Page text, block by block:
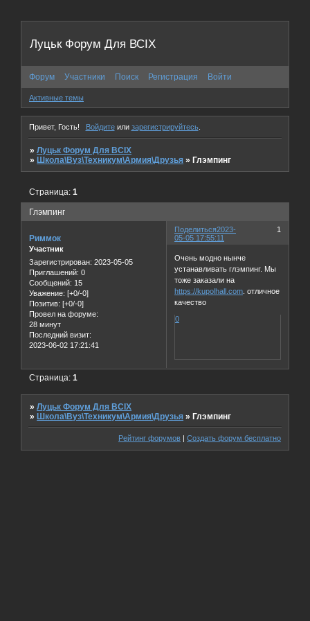
Луцьк Форум Для ВСІХ
Форум Участники Поиск Регистрация Войти
Активные темы
Привет, Гость! Войдитеили зарегистрируйтесь.
»Луцьк Форум Для ВСІХ
»Школа\Вуз\Техникум\Армия\Друзья »Глэмпинг
Глэмпинг
Страница:1
Поделиться 1
2023-
05-05 17:55:11
Риммок
Участник
Зарегистрирован: 2023-05-05
Приглашений: 0
Сообщений: 15
Уважение: [+0/-0]
Позитив: [+0/-0]
Провел на форуме:
28 минут
Последний визит:
2023-06-02 17:21:41
Очень модно нынче
устанавливать глэмпинг. Мы
тоже заказали на
https://kupolhall.com . отличное
качество
0
Страница:1
»Луцьк Форум Для ВСІХ
»Школа\Вуз\Техникум\Армия\Друзья »Глэмпинг
Рейтинг форумов Создать форум бесплатно